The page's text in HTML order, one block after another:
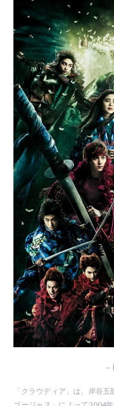
「クラウディア」は、岸谷